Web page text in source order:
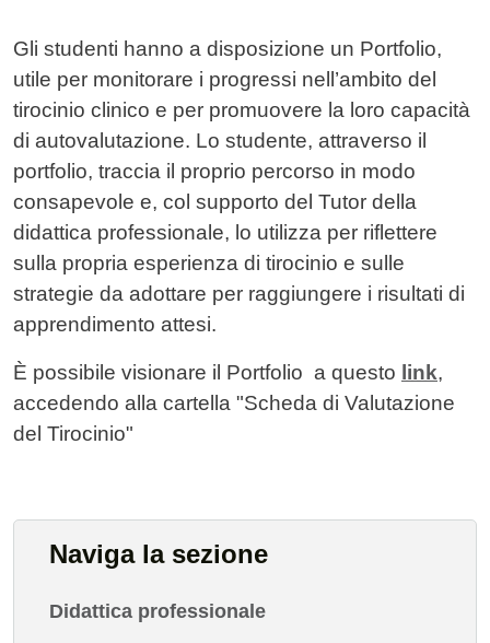
Gli studenti hanno a disposizione un Portfolio,
utile per monitorare i progressi nell’ambito del
tirocinio clinico e per promuovere la loro capacità
di autovalutazione. Lo studente, attraverso il
portfolio, traccia il proprio percorso in modo
consapevole e, col supporto del Tutor della
didattica professionale, lo utilizza per riflettere
sulla propria esperienza di tirocinio e sulle
strategie da adottare per raggiungere i risultati di
apprendimento attesi.
È possibile visionare il Portfolio a questo link,
accedendo alla cartella "Scheda di Valutazione
del Tirocinio"
Naviga la sezione
Didattica professionale